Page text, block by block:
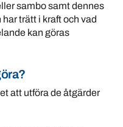
sambo samt dennes
trätt i kraft och vad
kan göras
att utföra de åtgärder